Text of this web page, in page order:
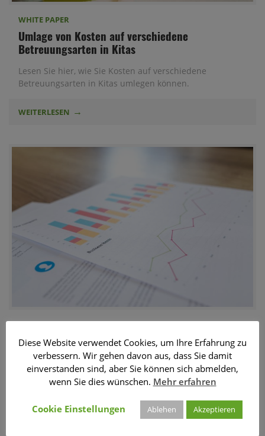
WHITE PAPER
Umlage von Kosten auf verschiedene
Betreuungsarten in Kitas
Lesen Sie hier, wie Sie Kosten auf verschiedene
Betreuungsarten in Kitas umlegen können.
WEITERLESEN
WHITE PAPER
Erweiterter Beteiligungsbericht – Alternative
zum kommunalen Gesamtabschluss in
Brandenburg?
Ist der erweiterte Beteiligungsbericht eine Alternative
zum kommunalen Gesamtabschluss? In unserem
Whitepaper erfahren Sie mehr.
Diese Website verwendet Cookies, um Ihre Erfahrung zu
verbessern. Wir gehen davon aus, dass Sie damit
einverstanden sind, aber Sie können sich abmelden,
wenn Sie dies wünschen. Mehr erfahren
Cookie Einstellungen Ablehen Akzeptieren